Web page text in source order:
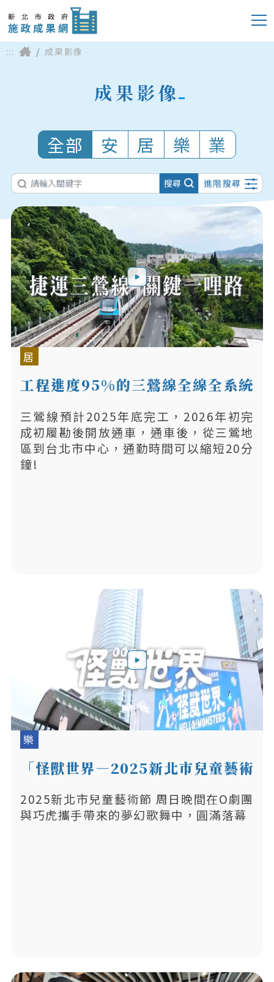
::: 成果影像
成果影像
全部 安 居 樂 業
搜尋 進階搜尋
居
工程進度95%的三鶯線全線全系統
三鶯線預計2025年底完工，2026年初完
成初履勘後開放通車，通車後，從三鶯地
區到台北市中心，通勤時間可以縮短20分
鐘!
樂
「怪獸世界—2025新北市兒童藝術
2025新北市兒童藝術節 周日晚間在O劇團
與巧虎攜手帶來的夢幻歌舞中，圓滿落幕